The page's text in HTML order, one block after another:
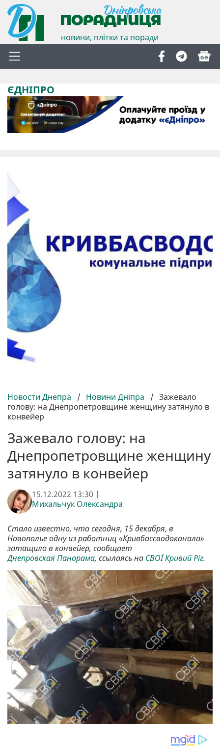
новини, плітки та поради
ЄДНІПРО
Новости Днепра / Новини Дніпра / Зажевало
голову: на Днепропетровщине женщину затянуло в
конвейер
Зажевало голову: на
Днепропетровщине женщину
затянуло в конвейер
15.12.2022 13:30 |
Михальчук Олександра
Стало известно, что сегодня, 15 декабря, в
Новополье одну из работниц «Кривбассводоканала»
затащило в конвейер, сообщает
Днепровская Панорама, ссылаясь на СВОЇ Кривий Ріг.